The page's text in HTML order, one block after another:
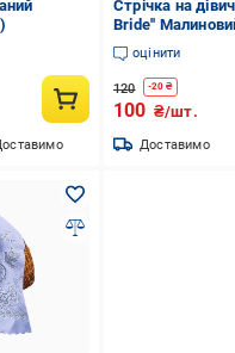
Стрічка на
Bride''
металізованим
оцінити
120 -20 ₴
100 ₴/шт.
Доставимо